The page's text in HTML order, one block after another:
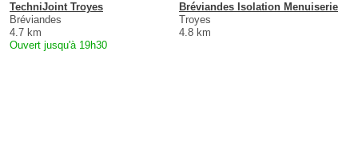
TechniJoint Troyes
Bréviandes
4.7 km
Ouvert jusqu'à 19h30
Bréviandes Isolation Menuiserie
Troyes
4.8 km